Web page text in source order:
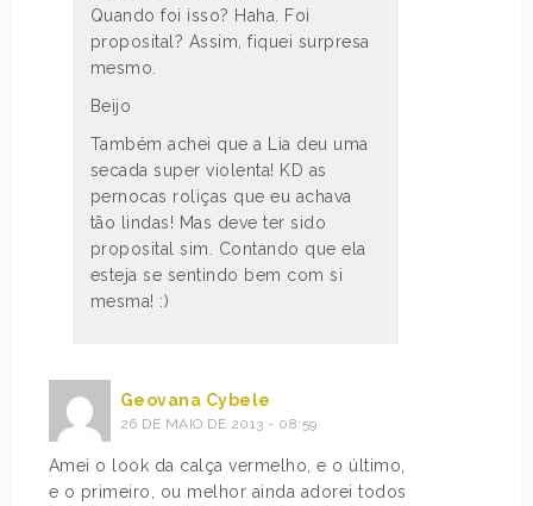
Quando foi isso? Haha. Foi
proposital? Assim, fiquei surpresa
mesmo.
Beijo
Também achei que a Lia deu uma
secada super violenta! KD as
pernocas roliças que eu achava
tão lindas! Mas deve ter sido
proposital sim. Contando que ela
esteja se sentindo bem com si
mesma! :)
Geovana Cybele
26 DE MAIO DE 2013 - 08:59
Amei o look da calça vermelho, e o último,
e o primeiro, ou melhor ainda adorei todos